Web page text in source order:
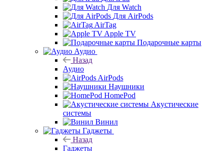
Для Watch
Для AirPods
AirTag
Apple TV
Подарочные карты
Аудио
Назад
Аудио
AirPods
Наушники
HomePod
Акустические
системы
Винил
Гаджеты
Назад
Гаджеты